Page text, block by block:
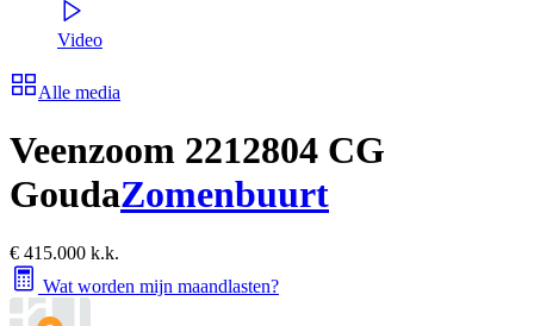
Video
Alle media
Veenzoom 2212804 CG
GoudaZomenbuurt
€ 415.000 k.k.
Wat worden mijn maandlasten?